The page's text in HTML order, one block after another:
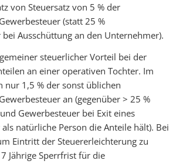
von Steuersatz von 5 % der
(statt 25 %
Ausschüttung an den Unternehmer).
steuerlicher Vorteil bei der
an einer operativen Tochter. Im
nur 1,5 % der sonst üblichen
an (gegenüber > 25 %
Gewerbesteuer bei Exit eines
natürliche Person die Anteile hält). Bei
Eintritt der Steuererleichterung zu
Jährige Sperrfrist für die